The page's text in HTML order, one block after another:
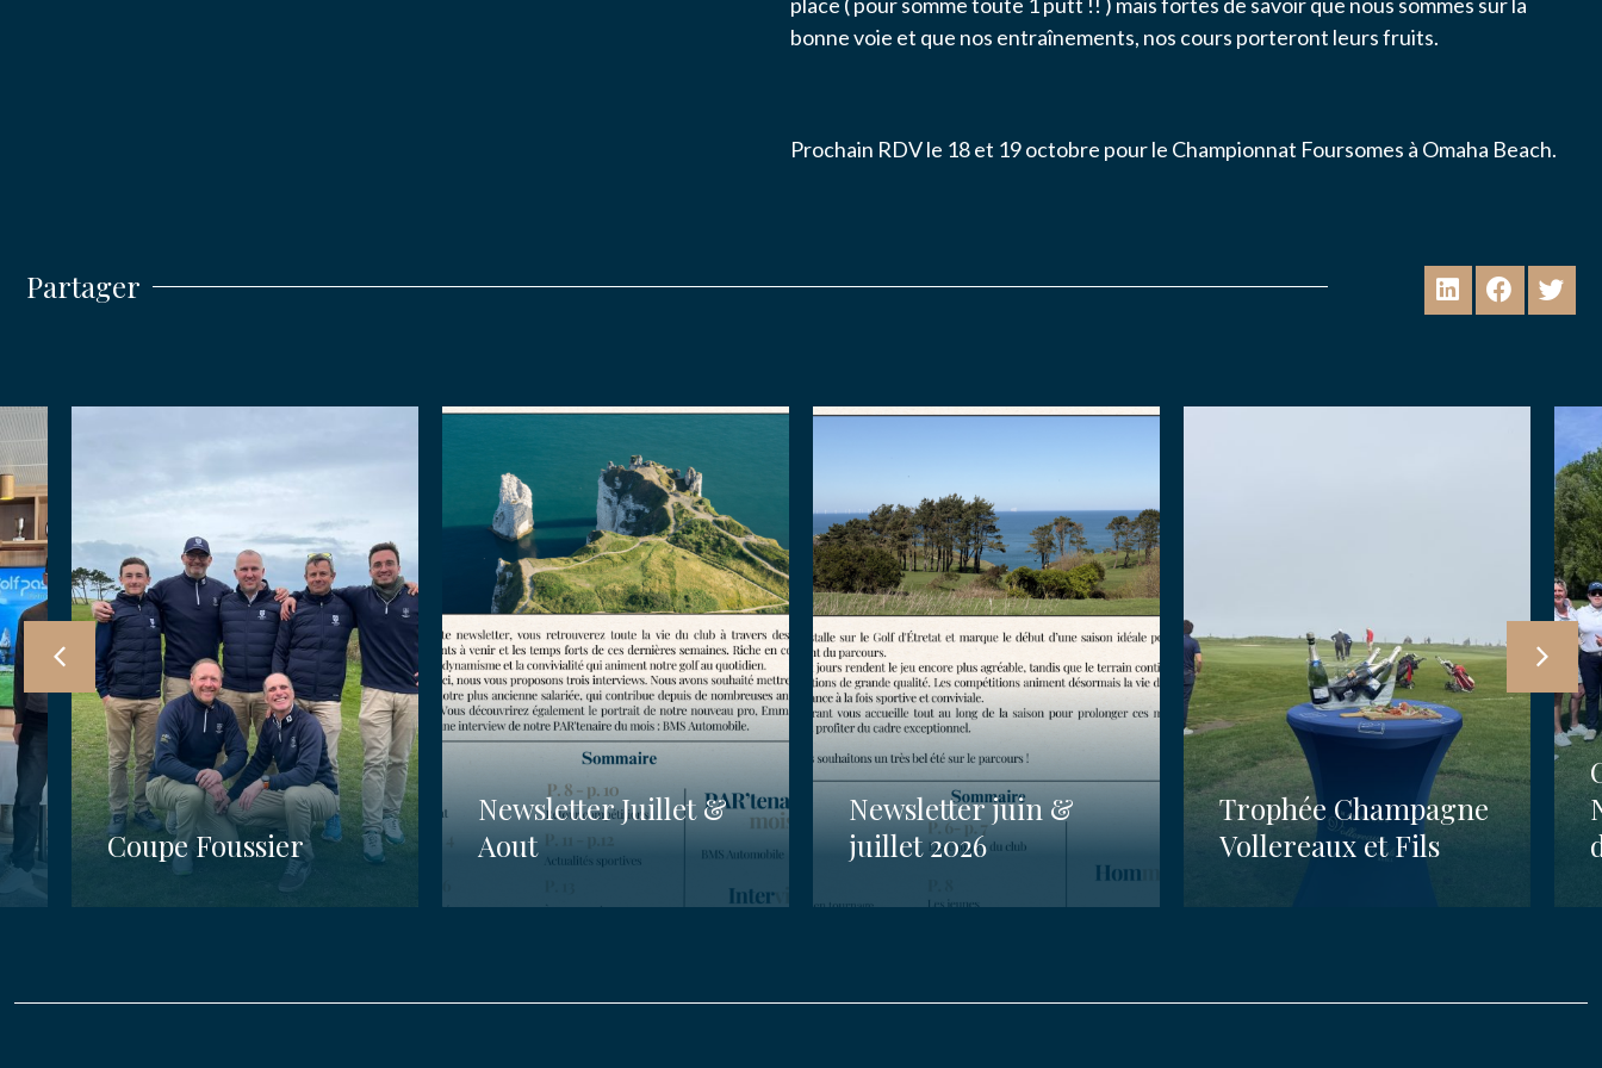
bonne voie et que nos entraînements, nos cours porteront leurs fruits.
Prochain RDV le 18 et 19 octobre pour le Championnat Foursomes à Omaha Beach.
Partager
Coupe Foussier
Newsletter Juillet &
Aout
Newsletter juin &
juillet 2026
Trophée Champagne
Vollereaux et Fils